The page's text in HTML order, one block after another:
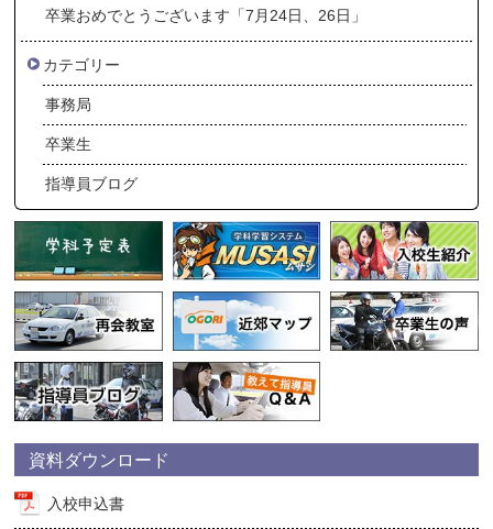
卒業おめでとうございます「7月24日、26日」
カテゴリー
事務局
卒業生
指導員ブログ
資料ダウンロード
入校申込書